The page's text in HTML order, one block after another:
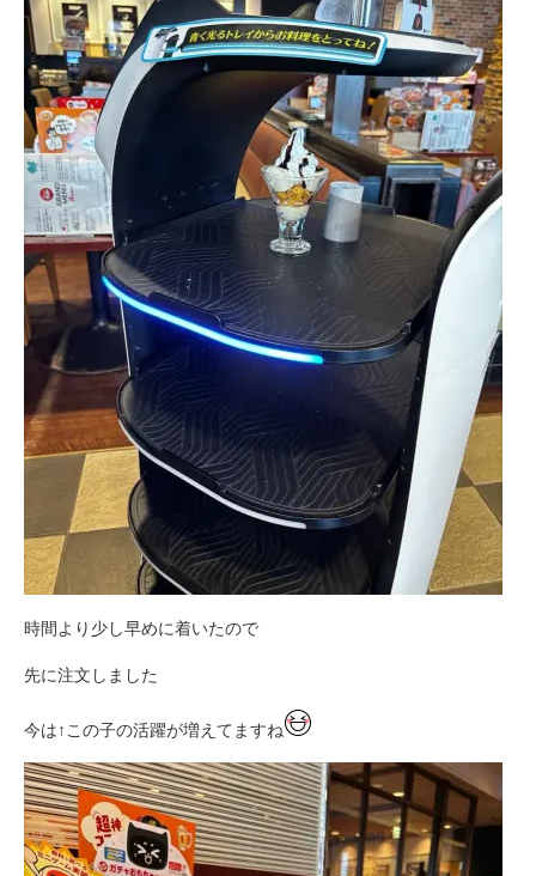
時間より少し早めに着いたので
先に注文しました
今は↑この子の活躍が増えてますね